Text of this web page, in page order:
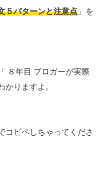
５パターンと注意点 」を
８年目 ブロガーが実際
かりますよ。
コピペしちゃってくださ